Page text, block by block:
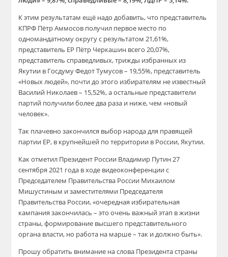
К этим результатам ещё надо добавить, что представитель
КПРФ Пётр Аммосов получил первое место по
одномандатному округу с результатом 21,61%,
представитель ЕР Пётр Черкашин всего 20,07%,
представитель справедливых, трижды избранных из
Якутии в Госдуму Федот Тумусов – 19,55%, представитель
«Новых людей», почти до этого избирателям не известный
Василий Николаев – 15,52%, а остальные представители
партий получили более два раза и ниже, чем «новый
человек».
Так плачевно закончился выбор народа для правящей
партии ЕР, в крупнейшей по территории в России, Якутии.
Как отметил Президент России Владимир Путин 27
сентября 2021 года в ходе видеоконференции с
Председателем Правительства России Михаилом
Мишустиным и заместителями Председателя
Правительства России, «очередная избирательная
кампания закончилась – это очень важный этап в жизни
страны, формирование высшего представительного
органа власти, но работа на марше – так и должно быть».
Прошу обратить внимание на слова Президента страны